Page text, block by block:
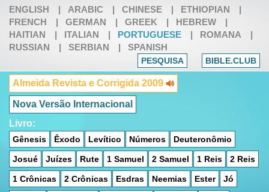
ENGLISH | ARABIC | CHINESE | ETHIOPIAN
|
FRENCH
| GERMAN | GREEK | HEBREW
|
HAITIAN
| ITALIAN | PORTUGUESE | ROMANA
|
RUSSIAN
| SERBIAN | SPANISH
PESQUISA BIBLE.CLUB
Almeida Revista e Corrigida 2009
Nova Versão Internacional
Livro:
Gênesis Êxodo Levítico Números Deuteronômio
Josué Juízes Rute 1 Samuel 2 Samuel 1 Reis 2 Reis
1 Crônicas 2 Crônicas Esdras Neemias Ester Jó